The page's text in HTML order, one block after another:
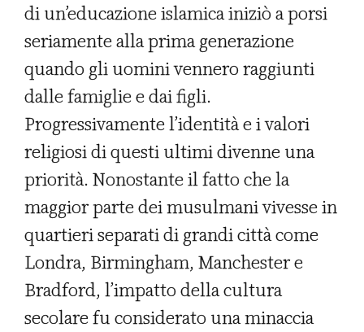
di un’educazione islamica iniziò a porsi
seriamente alla prima generazione
quando gli uomini vennero raggiunti
dalle famiglie e dai figli.
Progressivamente l’identità e i valori
religiosi di questi ultimi divenne una
priorità. Nonostante il fatto che la
maggior parte dei musulmani vivesse in
quartieri separati di grandi città come
Londra, Birmingham, Manchester e
Bradford, l’impatto della cultura
secolare fu considerato una minaccia